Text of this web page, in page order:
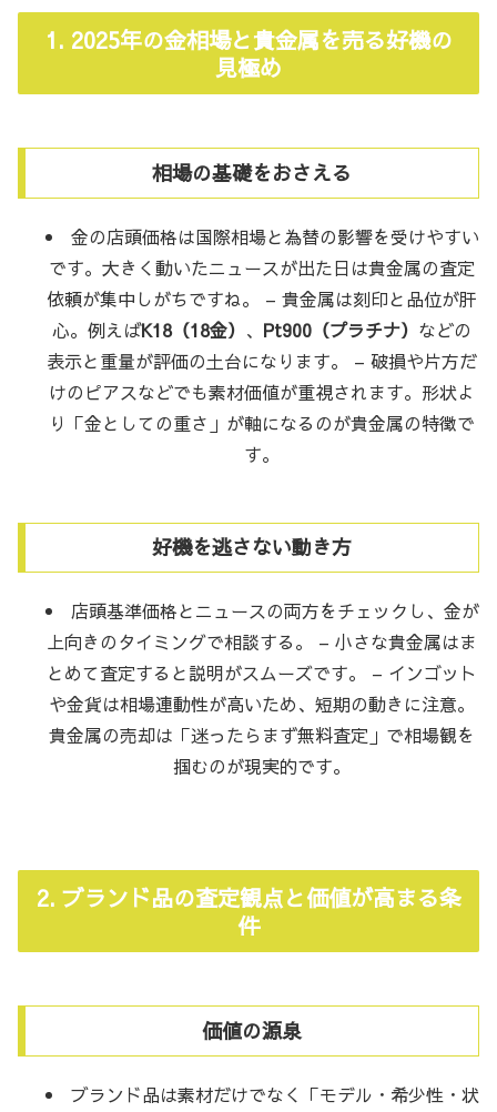
1. 2025年の金相場と貴金属を売る好機の
見極め
相場の基礎をおさえる
金の店頭価格は国際相場と為替の影響を受けやすい
です。大きく動いたニュースが出た日は貴金属の査定
依頼が集中しがちですね。 – 貴金属は刻印と品位が肝
心。例えばK18（18金） 、 Pt900（プラチナ） などの
表示と重量が評価の土台になります。 – 破損や片方だ
けのピアスなどでも素材価値が重視されます。形状よ
り「金としての重さ」が軸になるのが貴金属の特徴で
す。
好機を逃さない動き方
店頭基準価格とニュースの両方をチェックし、金が
上向きのタイミングで相談する。 – 小さな貴金属はま
とめて査定すると説明がスムーズです。 – インゴット
や金貨は相場連動性が高いため、短期の動きに注意。
貴金属の売却は「迷ったらまず無料査定」で相場観を
掴むのが現実的です。
2. ブランド品の査定観点と価値が高まる条
件
価値の源泉
ブランド品は素材だけでなく「モデル・希少性・状